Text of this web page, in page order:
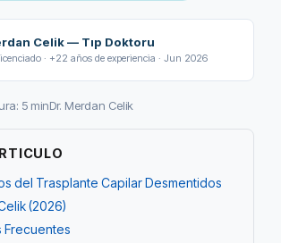
Celik — Tıp Doktoru
· +22 años de experiencia · Jun 2026
5 minDr. Merdan Celik
del Trasplante Capilar Desmentidos
(2026)
Frecuentes